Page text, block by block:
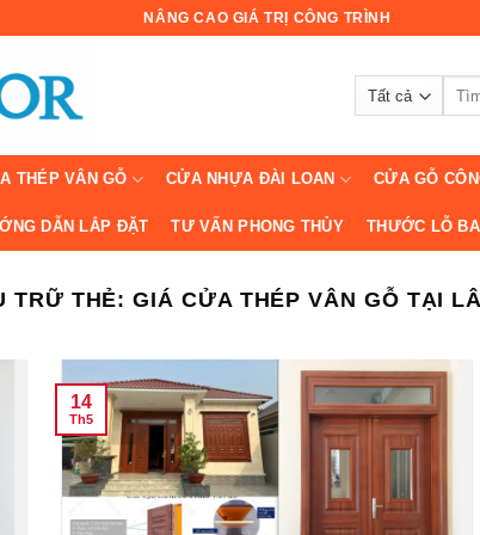
NÂNG CAO GIÁ TRỊ CÔNG TRÌNH
THÉP VÂN GỖ CỬA NHỰA ĐÀI LOAN CỬA GỖ
DẪN LẮP ĐẶT TƯ VẤN PHONG THỦY THƯỚC LỖ
TRỮ THẺ:GIÁ CỬA THÉP VÂN GỖ TẠI
14
Th5